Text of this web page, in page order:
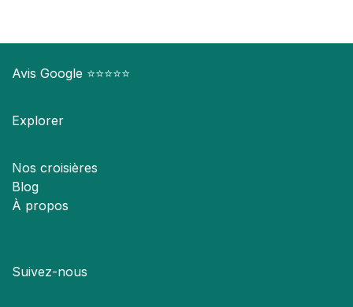
Explorer
Nos croisières
Blog
À propos
Suivez-nous
Avis Google ⭐️⭐️⭐️⭐️⭐️